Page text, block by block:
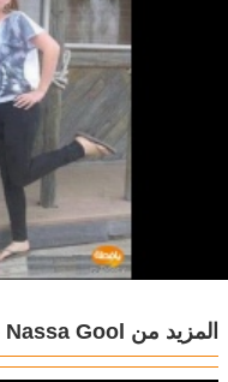
المزيد من Nassa Gool